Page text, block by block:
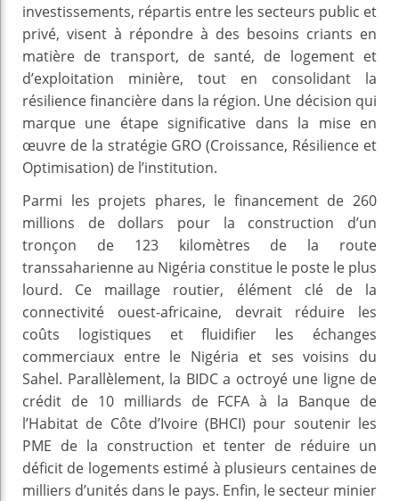
investissements, répartis entre les secteurs public et
privé, visent à répondre à des besoins criants en
matière de transport, de santé, de logement et
d’exploitation minière, tout en consolidant la
résilience financière dans la région. Une décision qui
marque une étape significative dans la mise en
œuvre de la stratégie GRO (Croissance, Résilience et
Optimisation) de l’institution.
Parmi les projets phares, le financement de 260
millions de dollars pour la construction d’un
tronçon de 123 kilomètres de la route
transsaharienne au Nigéria constitue le poste le plus
lourd. Ce maillage routier, élément clé de la
connectivité ouest-africaine, devrait réduire les
coûts logistiques et fluidifier les échanges
commerciaux entre le Nigéria et ses voisins du
Sahel. Parallèlement, la BIDC a octroyé une ligne de
crédit de 10 milliards de FCFA à la Banque de
l’Habitat de Côte d’Ivoire (BHCI) pour soutenir les
PME de la construction et tenter de réduire un
déficit de logements estimé à plusieurs centaines de
milliers d’unités dans le pays. Enfin, le secteur minier